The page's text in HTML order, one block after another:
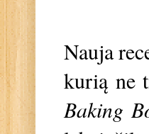
Nauja
kurią ne
Baking